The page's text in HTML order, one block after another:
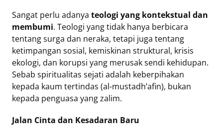
Sangat perlu adanya teologi yang kontekstual dan
membumi. Teologi yang tidak hanya berbicara
tentang surga dan neraka, tetapi juga tentang
ketimpangan sosial, kemiskinan struktural, krisis
ekologi, dan korupsi yang merusak sendi kehidupan.
Sebab spiritualitas sejati adalah keberpihakan
kepada kaum tertindas (al-mustadh’afin), bukan
kepada penguasa yang zalim.
Jalan Cinta dan Kesadaran Baru